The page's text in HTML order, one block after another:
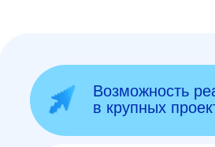
Возможность
в крупных